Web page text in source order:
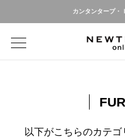
カンタンタープ・
以下がこちらのカテゴ